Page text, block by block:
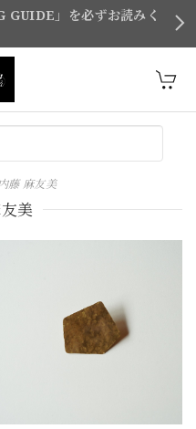
GUIDE」を必ずお読みく
藤 麻友美
美